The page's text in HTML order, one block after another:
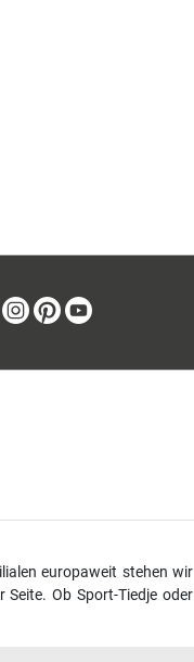
Facebook
Instagram
Pinterest
europaweit stehen wir
Ob Sport-Tiedje oder